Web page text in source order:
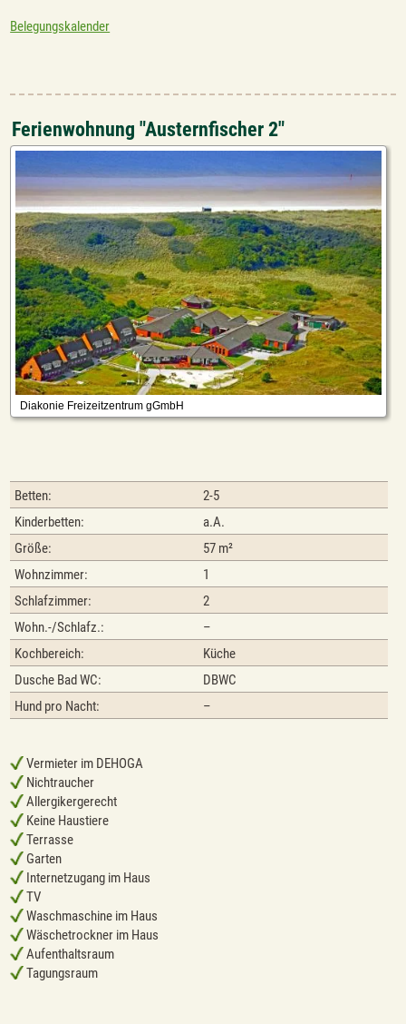
Belegungskalender
Ferienwohnung "Austernfischer 2"
Betten:
2-5
Kinderbetten:
a.A.
Größe:
57 m²
Wohnzimmer:
1
Schlafzimmer:
2
Wohn.-/Schlafz.:
–
Kochbereich:
Küche
Dusche Bad WC:
DBWC
Hund pro Nacht:
–
Vermieter im DEHOGA
Nichtraucher
Allergikergerecht
Keine Haustiere
Terrasse
Garten
Internetzugang im Haus
TV
Waschmaschine im Haus
Wäschetrockner im Haus
Aufenthaltsraum
Tagungsraum